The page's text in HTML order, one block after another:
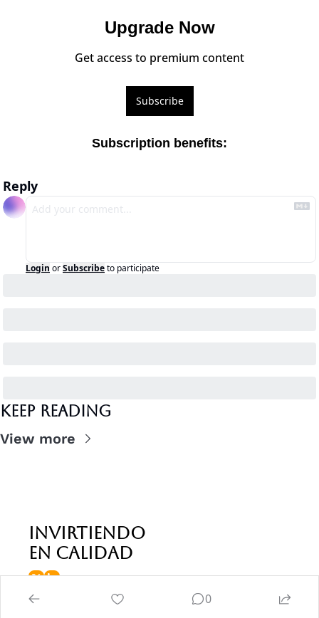
Upgrade Now
Get access to premium content
Subscribe
Subscription benefits:
Reply
Login orSubscribeto participate
Keep Reading
View more
invirtiendo
en calidad
0